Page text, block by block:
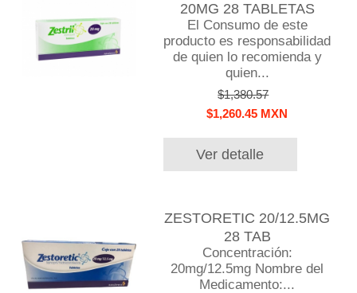
20MG 28 TABLETAS
El Consumo de este
producto es responsabilidad
de quien lo recomienda y
quien...
$1,380.57
$1,260.45 MXN
Ver detalle
ZESTORETIC 20/12.5MG
28 TAB
Concentración:
20mg/12.5mg Nombre del
Medicamento:...